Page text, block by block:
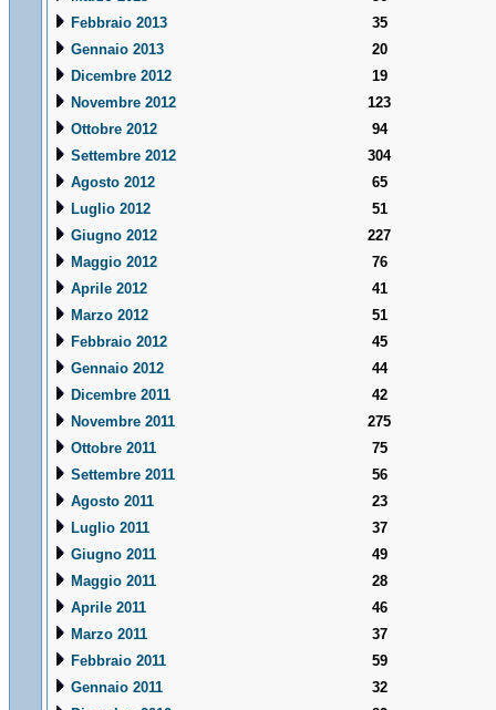
Febbraio 2013
35
Gennaio 2013
20
Dicembre 2012
19
Novembre 2012
123
Ottobre 2012
94
Settembre 2012
304
Agosto 2012
65
Luglio 2012
51
Giugno 2012
227
Maggio 2012
76
Aprile 2012
41
Marzo 2012
51
Febbraio 2012
45
Gennaio 2012
44
Dicembre 2011
42
Novembre 2011
275
Ottobre 2011
75
Settembre 2011
56
Agosto 2011
23
Luglio 2011
37
Giugno 2011
49
Maggio 2011
28
Aprile 2011
46
Marzo 2011
37
Febbraio 2011
59
Gennaio 2011
32